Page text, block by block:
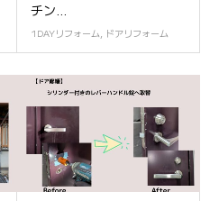
チン...
1DAYリフォーム, ドアリフォーム